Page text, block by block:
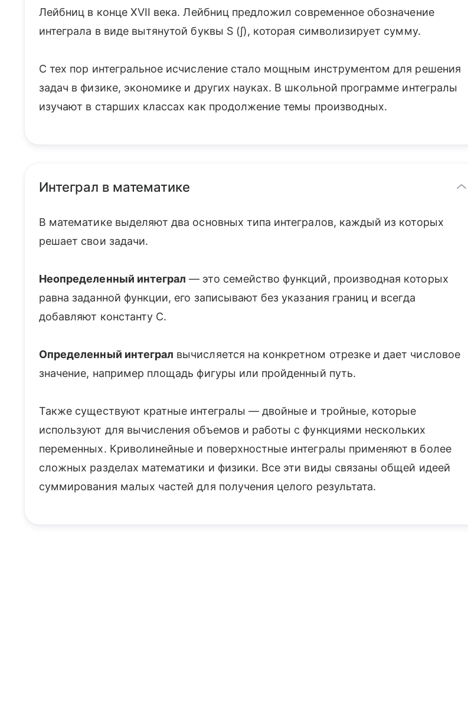
Лейбниц в конце XVII века. Лейбниц предложил современное обозначение
интеграла в виде вытянутой буквы S (∫), которая символизирует сумму.
С тех пор интегральное исчисление стало мощным инструментом для решения
задач в физике, экономике и других науках. В школьной программе интегралы
изучают в старших классах как продолжение темы производных.
Интеграл в математике
В математике выделяют два основных типа интегралов, каждый из которых
решает свои задачи.
Неопределенный интеграл — это семейство функций, производная которых
равна заданной функции, его записывают без указания границ и всегда
добавляют константу C.
Определенный интеграл вычисляется на конкретном отрезке и дает числовое
значение, например площадь фигуры или пройденный путь.
Также существуют кратные интегралы — двойные и тройные, которые
используют для вычисления объемов и работы с функциями нескольких
переменных. Криволинейные и поверхностные интегралы применяют в более
сложных разделах математики и физики. Все эти виды связаны общей идеей
суммирования малых частей для получения целого результата.